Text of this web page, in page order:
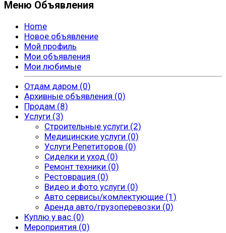
Меню Объявления
Home
Новое объявление
Мой профиль
Мои объявления
Мои любимые
Отдам даром (0)
Архивные объявления (0)
Продам (8)
Услуги (3)
Строительные услуги (2)
Медицинские услуги (0)
Услуги Репетиторов (0)
Сиделки и уход (0)
Ремонт техники (0)
Рестоврация (0)
Видео и фото услуги (0)
Авто сервисы/комлектующие (1)
Аренда авто/грузоперевозки (0)
Куплю у вас (0)
Мероприятия (0)